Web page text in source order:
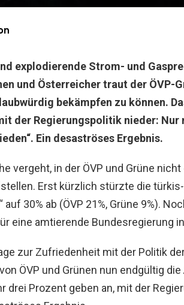
explodierende Strom- und
und Österreicher traut der ÖVP-
bekämpfen zu können.
der Regierungspolitik nieder: Nur
Ein desaströses Ergebnis.
vergeht, in der ÖVP und Grüne
Erst kürzlich stürzte die
“ auf 30% ab (ÖVP 21%, Grüne 9%).
eine amtierende Bundesregierung
zur Zufriedenheit mit der Politik
ÖVP und Grünen nun endgültig
drei Prozent geben an, mit der